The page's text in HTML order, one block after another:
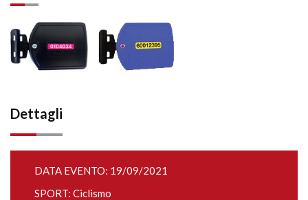
Dettagli
DATA EVENTO: 19/09/2021
SPORT: Ciclismo